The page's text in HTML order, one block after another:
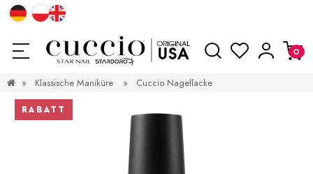
» Klassische Maniküre » Cuccio Nagellacke
RABATT